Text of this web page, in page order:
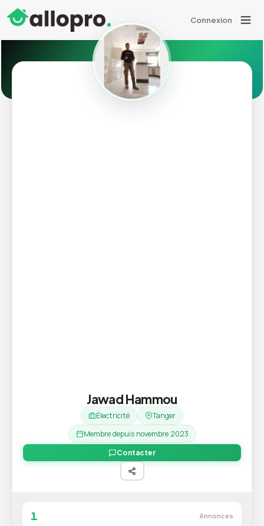
Connexion
Jawad Hammou
Électricité
Tanger
Membre depuis novembre 2023
Contacter
1 Annonces